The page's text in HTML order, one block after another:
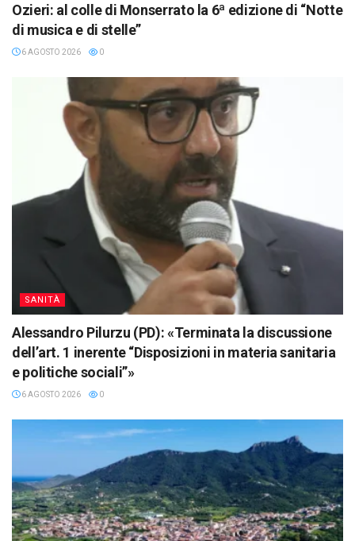
Ozieri: al colle di Monserrato la 6ª edizione di “Notte
di musica e di stelle”
6 AGOSTO 2026 0
SANITÀ
Alessandro Pilurzu (PD): «Terminata la discussione
dell’art. 1 inerente “Disposizioni in materia sanitaria
e politiche sociali”»
6 AGOSTO 2026 0